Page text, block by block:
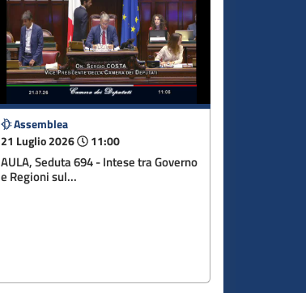
Assemblea
21 Luglio 2026
11:00
AULA, Seduta 694 - Intese tra Governo
e Regioni sul...